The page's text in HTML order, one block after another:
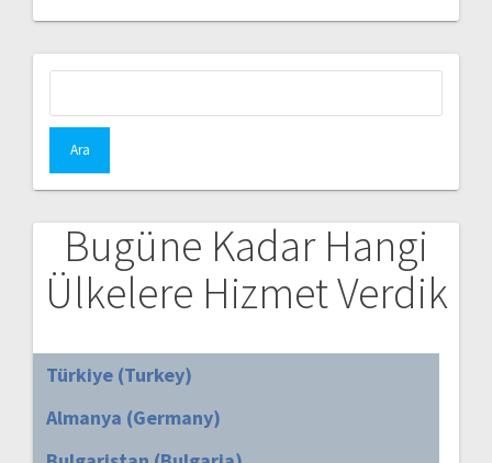
Bugüne Kadar Hangi
Ülkelere Hizmet Verdik
Türkiye (Turkey)
Almanya (Germany)